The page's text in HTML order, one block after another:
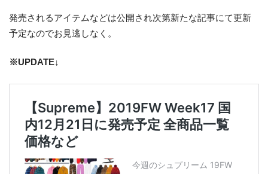
発売されるアイテムなどは公開され次第新たな記事にて更新
予定なのでお見逃しなく。
※UPDATE↓